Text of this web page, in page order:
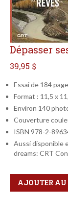
Dépasser
39,95 $
Essai de 184
Format : 11,5 x
Environ 140
Couverture
ISBN 978-2-
Aussi disponible
dreams: CRT
Qté
Format
AJOUTER AU